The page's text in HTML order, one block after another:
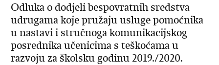
Odluka o dodjeli bespovratnih sredstva
udrugama koje pružaju usluge pomoćnika
u nastavi i stručnoga komunikacijskog
posrednika učenicima s teškoćama u
razvoju za školsku godinu 2019./2020.